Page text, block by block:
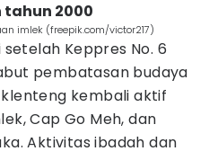
tahun 2000
imlek (freepik.com/victor217)
Keppres No. 6
pembatasan budaya
klenteng kembali aktif
Cap Go Meh, dan
Aktivitas ibadah dan